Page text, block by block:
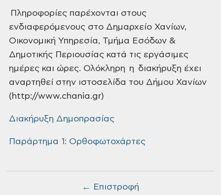
← Επιστροφή
Πληροφορίες παρέχονται στους
ενδιαφερόμενους στο Δημαρχείο Χανίων,
Οικονομική Υπηρεσία, Τμήμα Εσόδων &
Δημοτικής Περιουσίας κατά τις εργάσιμες
ημέρες και ώρες. Ολόκληρη η διακήρυξη έχει
αναρτηθεί στην ιστοσελίδα του Δήμου Χανίων
(http://www.chania.gr)
Διακήρυξη Δημοπρασίας
Παράρτημα 1: Ορθοφωτοχάρτες